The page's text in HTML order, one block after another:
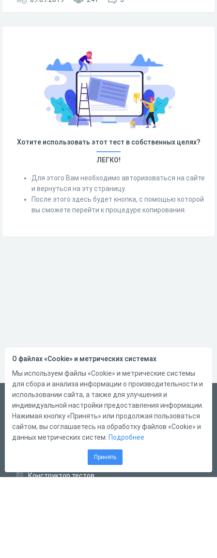
Хотите использовать этот тест в собственных целях?
ЛЕГКО!
Для этого Вам необходимо авторизоваться на сайте
и вернуться на эту страницу.
После этого здесь будет кнопка, с помощью которой
вы сможете перейти к процедуре копирования.
Русский
Справка
Форма обратной связи
Конструктор тестов
О файлах «Cookie» и метрических системах
Мы используем файлы «Cookie» и метрические системы
для сбора и анализа информации о производительности и
использовании сайта, а также для улучшения и
индивидуальной настройки предоставления информации.
Нажимая кнопку «Принять» или продолжая пользоваться
сайтом, вы соглашаетесь на обработку файлов «Cookie» и
данных метрических систем. Подробнее
Принять